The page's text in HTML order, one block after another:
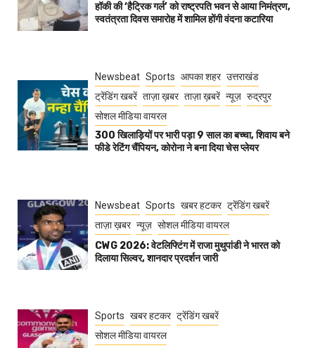
हॉकी की ‘हैट्रिक गर्ल’ को राष्ट्रपति भवन से आया निमंत्रण,
स्वतंत्रता दिवस समारोह में शामिल होंगी वंदना कटारिया
Newsbeat Sports आपका शहर उत्तराखंड
ट्रेंडिंग खबरें ताज़ा ख़बर ताज़ा ख़बरें न्यूज़ रुद्रपुर
सोशल मीडिया वायरल
300 खिलाड़ियों पर भारी पड़ा 9 साल का बच्चा, शिवाय बने
फीडे रेटिंग चैंपियन, कोरोना ने बना दिया चेस प्लेयर
Newsbeat Sports खबर हटकर ट्रेंडिंग खबरें
ताज़ा ख़बर न्यूज़ सोशल मीडिया वायरल
CWG 2026: वेटलिफ्टिंग में राजा मुथुपांडी ने भारत को
दिलाया सिल्वर, शानदार प्रदर्शन जारी
Sports खबर हटकर ट्रेंडिंग खबरें
सोशल मीडिया वायरल